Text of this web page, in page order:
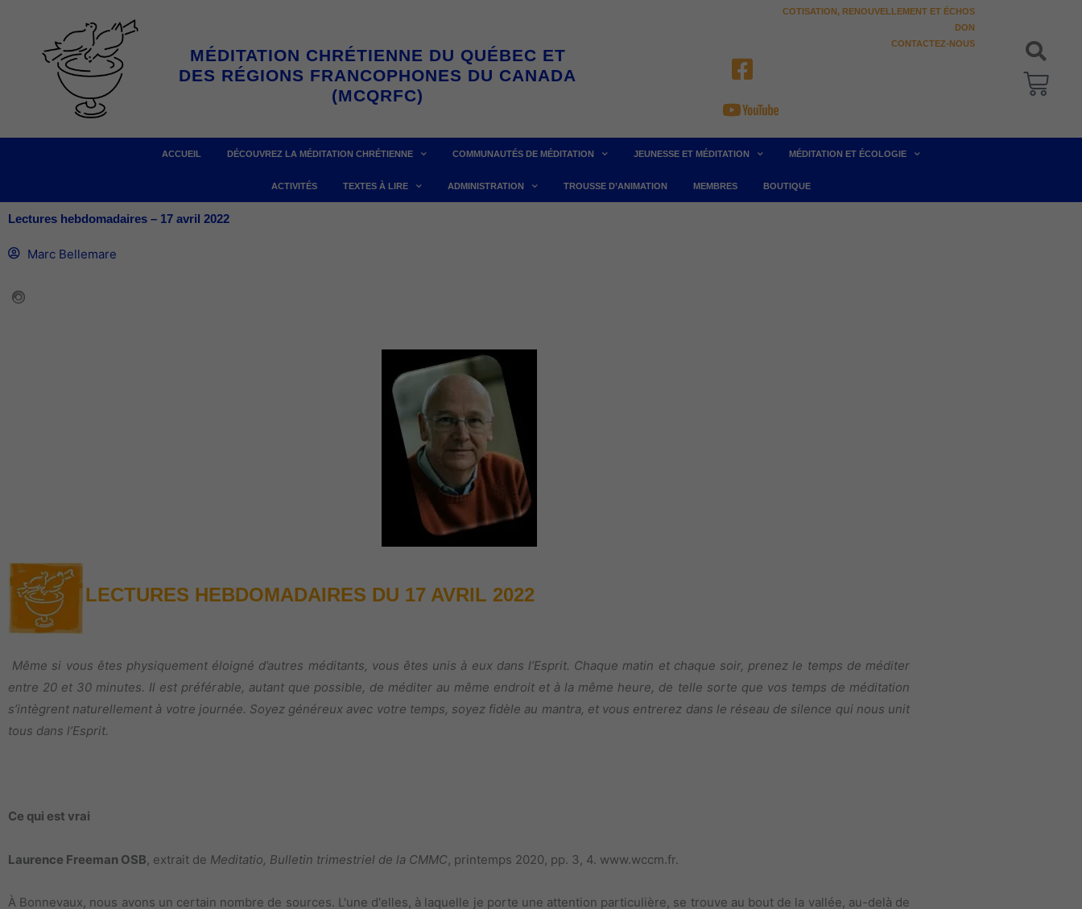
contenu
MÉDITATION CHRÉTIENNE DU QUÉBEC ET
DES RÉGIONS FRANCOPHONES DU CANADA
(MCQRFC)
COTISATION, RENOUVELLEMENT ET ÉCHOS
DON
CONTACTEZ-NOUS
ACCUEIL DÉCOUVREZ LA MÉDITATION CHRÉTIENNE COMMUNAUTÉS DE MÉDITATION JEUNESSE ET MÉDITATION MÉDITATION ET ÉCOLOGIE
ACTIVITÉS TEXTES À LIRE ADMINISTRATION TROUSSE D’ANIMATION MEMBRES BOUTIQUE
Lectures hebdomadaires – 17 avril 2022
Marc Bellemare
LECTURES HEBDOMADAIRES DU 17 AVRIL 2022
Même si vous êtes physiquement éloigné d’autres méditants, vous êtes unis à eux dans l’Esprit. Chaque matin et chaque soir, prenez le temps de méditer
entre 20 et 30 minutes. Il est préférable, autant que possible, de méditer au même endroit et à la même heure, de telle sorte que vos temps de méditation
s’intègrent naturellement à votre journée. Soyez généreux avec votre temps, soyez fidèle au mantra, et vous entrerez dans le réseau de silence qui nous unit
tous dans l’Esprit.
Ce qui est vrai
Laurence Freeman OSB, extrait de Meditatio, Bulletin trimestriel de la CMMC, printemps 2020, pp. 3, 4. www.wccm.fr.
À Bonnevaux, nous avons un certain nombre de sources. L'une d'elles, à laquelle je porte une attention particulière, se trouve au bout de la vallée, au-delà de